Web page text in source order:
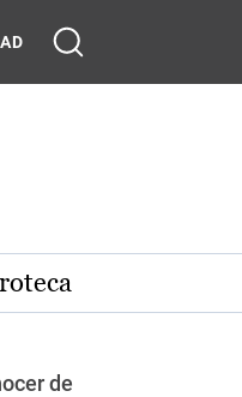
de